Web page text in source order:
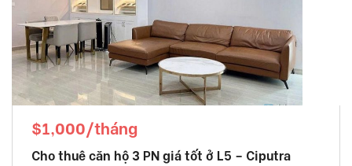
$1,000/tháng
Cho thuê căn hộ 3 PN giá tốt ở L5 – Ciputra